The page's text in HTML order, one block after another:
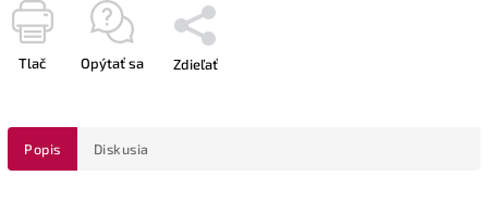
Tlač Opýtať sa Zdieľať
Popis Diskusia